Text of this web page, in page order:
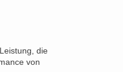
die
von